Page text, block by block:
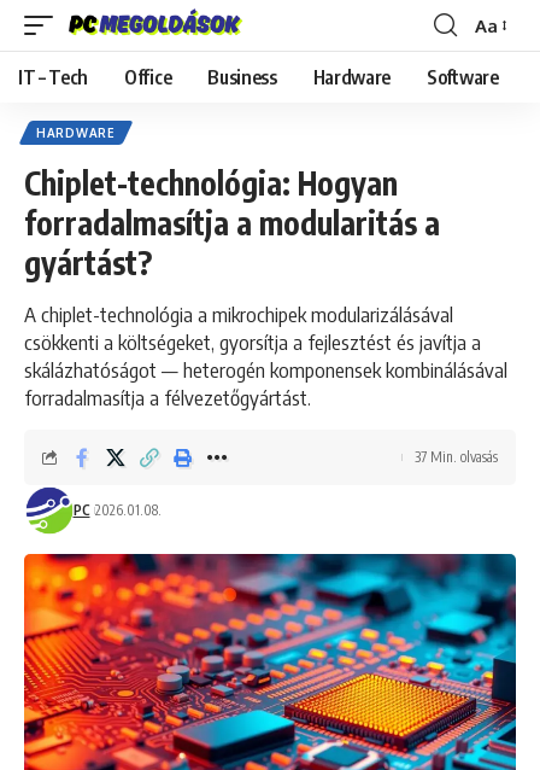
Font
Resizer
Aa
IT – Tech Office Business Hardware Software
HARDWARE
Chiplet-technológia: Hogyan
forradalmasítja a modularitás a
gyártást?
A chiplet-technológia a mikrochipek modularizálásával
csökkenti a költségeket, gyorsítja a fejlesztést és javítja a
skálázhatóságot — heterogén komponensek kombinálásával
forradalmasítja a félvezetőgyártást.
PC 2026.01.08.
37 Min. olvasás